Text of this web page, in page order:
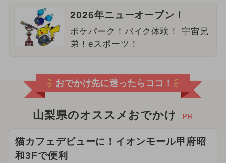
2026年ニューオープン！
ポケパーク！バイク体験！ 宇宙兄
弟！eスポーツ！
おでかけ先に迷ったらココ！
山梨県のオススメおでかけ PR
猫カフェデビューに！イオンモール甲府昭
和3Fで便利